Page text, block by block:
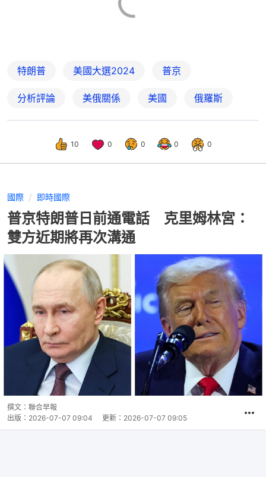
特朗普 美國大選2024 普京
分析評論 美俄關係 美國 俄羅斯
10 0 0 0 0
國際 即時國際
普京特朗普日前通電話 克里姆林宮：
雙方近期將再次溝通
撰文： 聯合早報
出版： 2026-07-07 09:04 更新： 2026-07-07 09:05